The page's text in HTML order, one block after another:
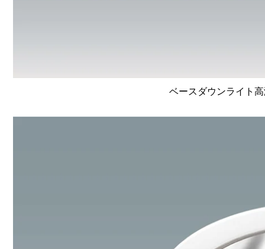
ベースダウンライト